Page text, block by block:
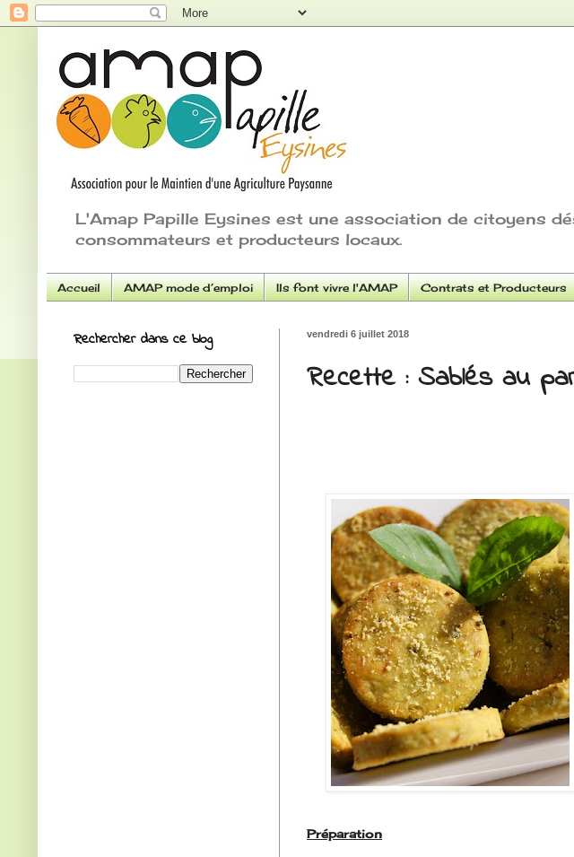
L'Amap Papille Eysines est une association de citoyens
consommateurs et producteurs locaux.
Accueil AMAP mode d’emploi Ils font vivre l'AMAP Contrats et Producteurs
vendredi 6 juillet 2018
Recette : Sablés au
Préparation
Rechercher dans ce blog